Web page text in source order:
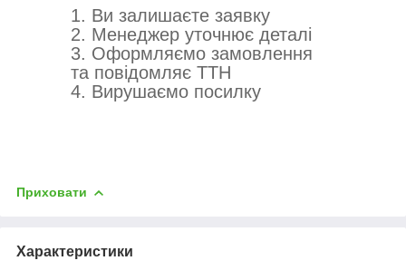
1. Ви залишаєте заявку
2. Менеджер уточнює деталі
3. Оформляємо замовлення
та повідомляє ТТН
4. Вирушаємо посилку
Приховати
Характеристики